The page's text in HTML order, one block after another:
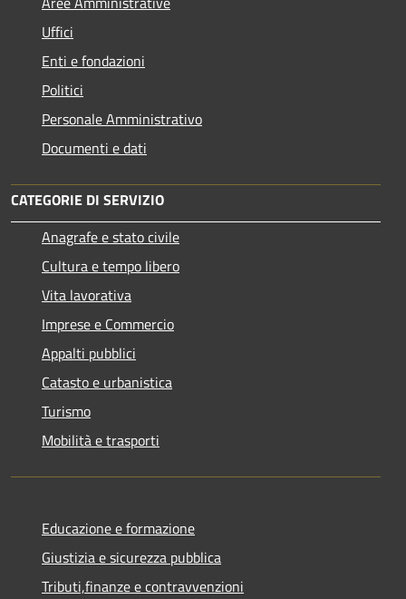
Uffici
Enti e fondazioni
Politici
Personale Amministrativo
Documenti e dati
CATEGORIE DI SERVIZIO
Anagrafe e stato civile
Cultura e tempo libero
Vita lavorativa
Imprese e Commercio
Appalti pubblici
Catasto e urbanistica
Turismo
Mobilità e trasporti
Educazione e formazione
Giustizia e sicurezza pubblica
Tributi,finanze e contravvenzioni